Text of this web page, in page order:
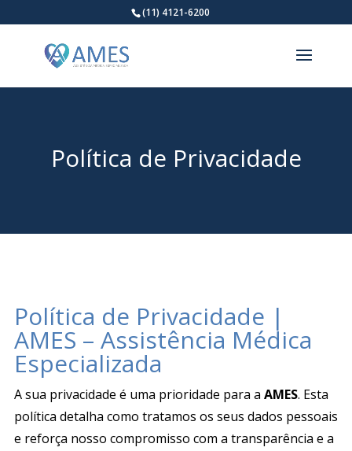
(11) 4121-6200
Política de Privacidade
Política de Privacidade |
AMES – Assistência Médica
Especializada
A sua privacidade é uma prioridade para a AMES. Esta
política detalha como tratamos os seus dados pessoais
e reforça nosso compromisso com a transparência e a